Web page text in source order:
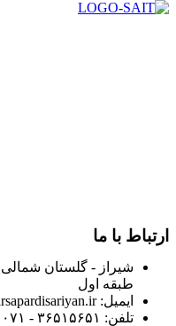
ارتباط با ما
شیراز - گلستان
طبقه اول
ایمیل: info@irsapardisariyan.ir
تلفن: ۳۶۵۱۵۶۵۱ - ۰۷۱